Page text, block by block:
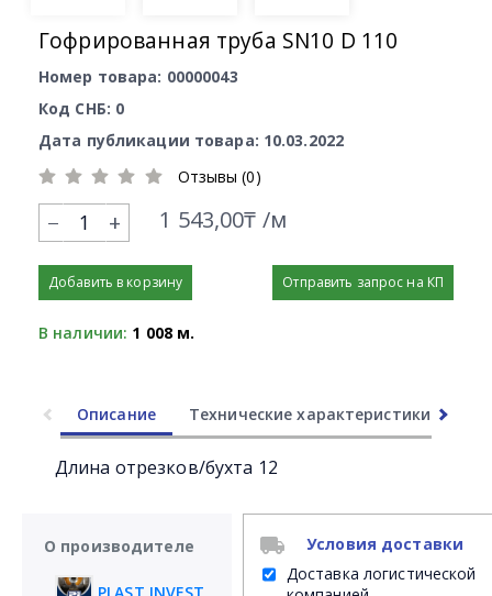
Гофрированная труба SN10 D 110
Номер товара: 00000043
Код СНБ: 0
Дата публикации товара: 10.03.2022
Отзывы (0)
+ 1 543,00₸ /м
Добавить в корзину Отправить запрос на КП
В наличии: 1 008 м.
Описание Технические характеристики
Длина отрезков/бухта 12
О производителе
Условия доставки
Доставка логистической